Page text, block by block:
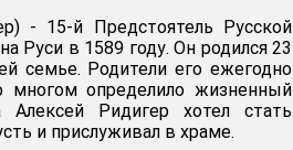
- 15-й Предстоятель Русской
Руси в 1589 году. Он родился 23
семье. Родители его ежегодно
многом определило жизненный
Ридигер хотел стать
и прислуживал в храме.